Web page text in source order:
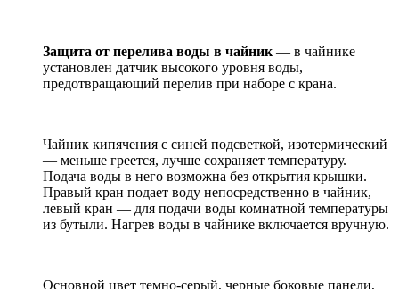
Защита от перелива воды в чайник — в чайнике
установлен датчик высокого уровня воды,
предотвращающий перелив при наборе с крана.
Чайник кипячения с синей подсветкой, изотермический
— меньше греется, лучше сохраняет температуру.
Подача воды в него возможна без открытия крышки.
Правый кран подает воду непосредственно в чайник,
левый кран — для подачи воды комнатной температуры
из бутыли. Нагрев воды в чайнике включается вручную.
Основной цвет темно-серый, черные боковые панели,